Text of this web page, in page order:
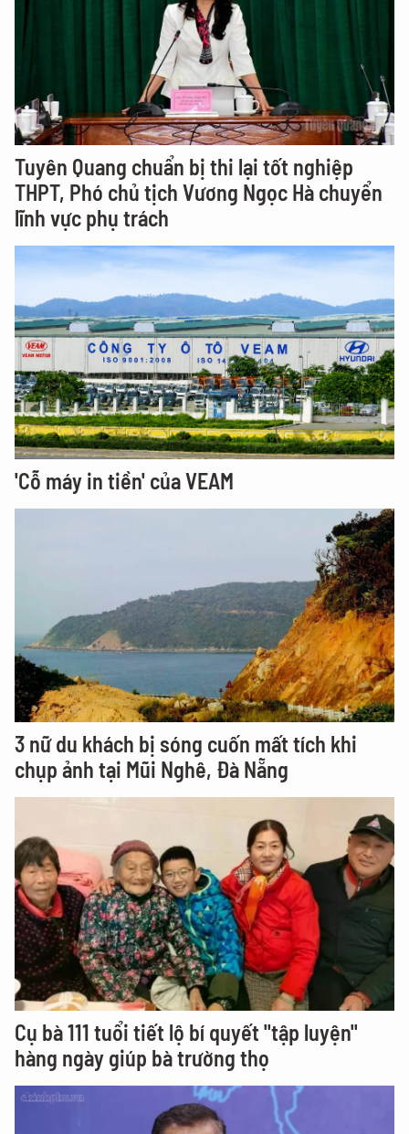
Tuyên Quang chuẩn bị thi lại tốt nghiệp
THPT, Phó chủ tịch Vương Ngọc Hà chuyển
lĩnh vực phụ trách
'Cỗ máy in tiền' của VEAM
3 nữ du khách bị sóng cuốn mất tích khi
chụp ảnh tại Mũi Nghê, Đà Nẵng
Cụ bà 111 tuổi tiết lộ bí quyết "tập luyện"
hàng ngày giúp bà trường thọ